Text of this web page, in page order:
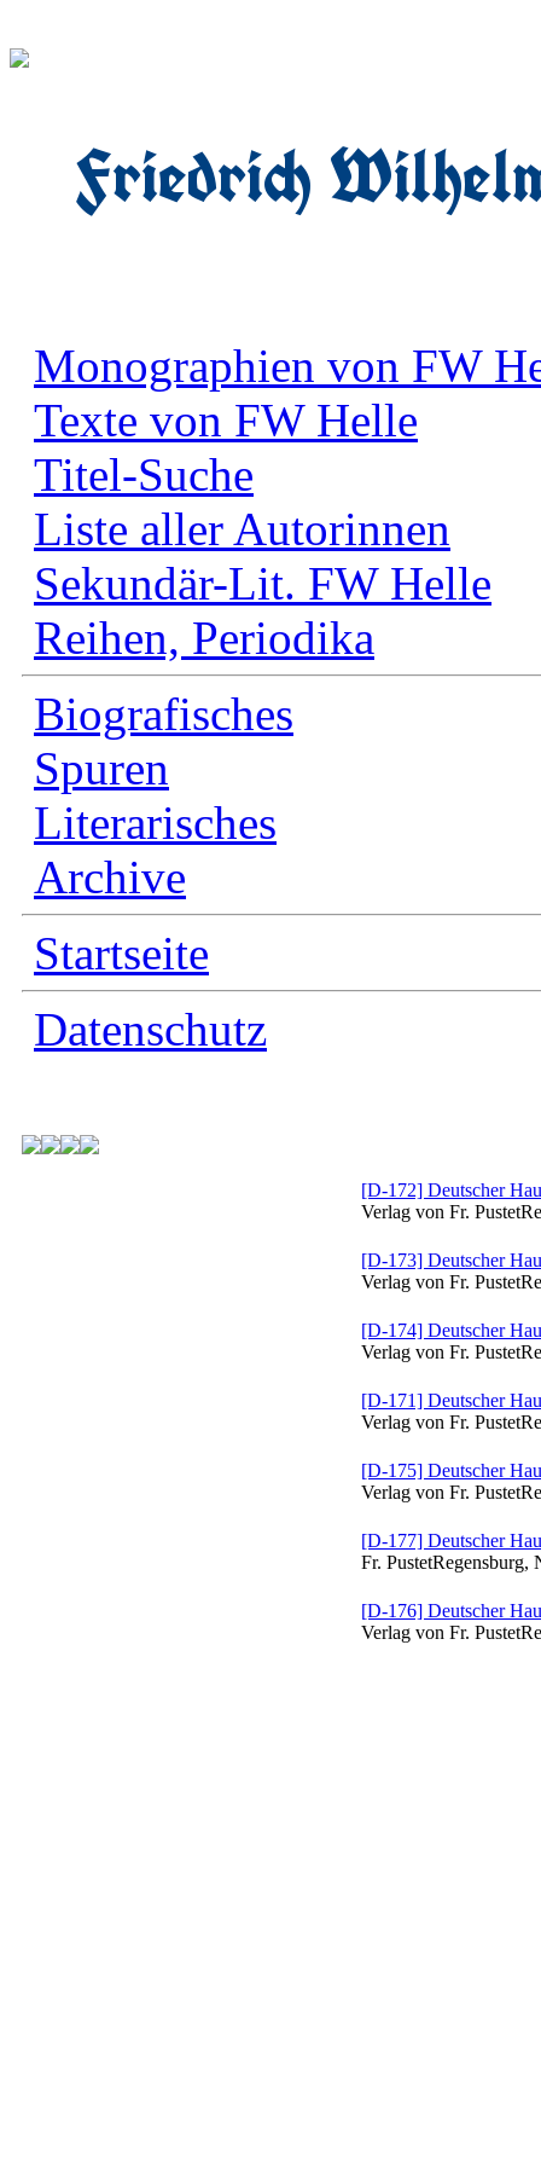
Friedrich
Monographien von FW
Texte von FW Helle
Titel-Suche
Liste aller Autorinnen
Sekundär-Lit. FW Helle
Reihen, Periodika
Biografisches
Spuren
Literarisches
Archive
Startseite
Datenschutz
[D-172] Deutscher
Verlag von Fr.
[D-173] Deutscher
Verlag von Fr.
[D-174] Deutscher
Verlag von Fr.
[D-171] Deutscher
Verlag von Fr.
[D-175] Deutscher
Verlag von Fr.
[D-177] Deutscher
Fr.
[D-176] Deutscher
Verlag von Fr.